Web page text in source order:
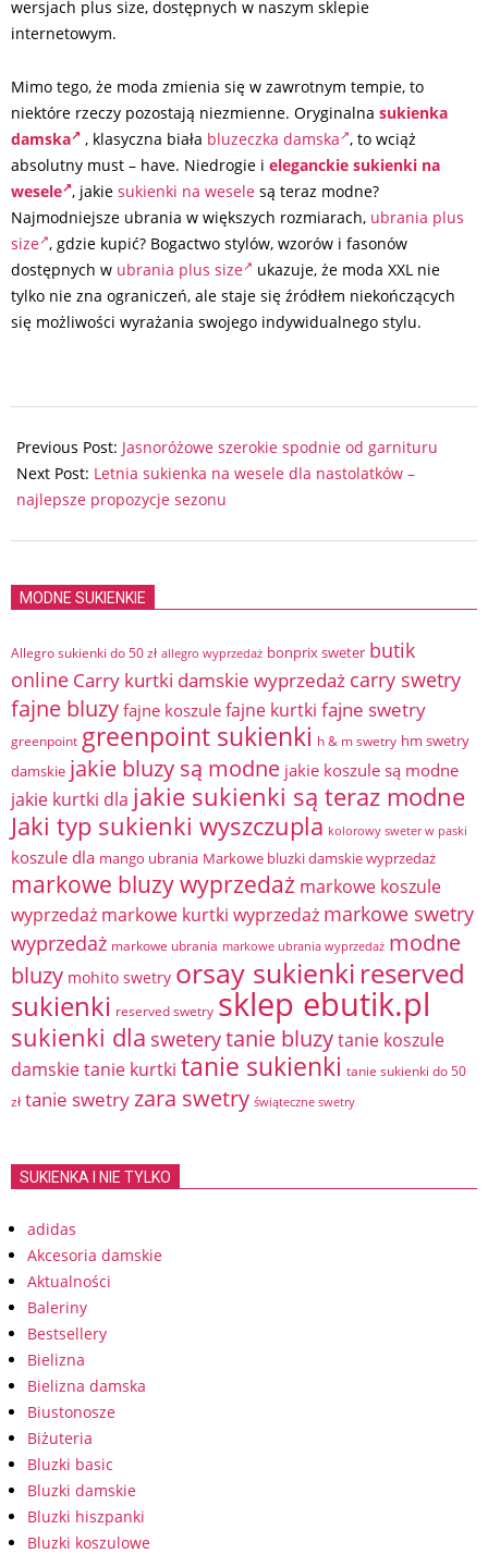
wersjach plus size, dostępnych w naszym sklepie
internetowym.
Mimo tego, że moda zmienia się w zawrotnym tempie, to
niektóre rzeczy pozostają niezmienne. Oryginalna sukienka
damska
, klasyczna biała bluzeczka damska , to wciąż
absolutny must – have. Niedrogie i eleganckie sukienki na
wesele , jakie sukienki na wesele są teraz modne?
Najmodniejsze ubrania w większych rozmiarach, ubrania plus
size , gdzie kupić? Bogactwo stylów, wzorów i fasonów
dostępnych w ubrania plus size
ukazuje, że moda XXL nie
tylko nie zna ograniczeń, ale staje się źródłem niekończących
się możliwości wyrażania swojego indywidualnego stylu.
07-
15
Previous Post: Jasnoróżowe szerokie spodnie od garnituru
Next Post: Letnia sukienka na wesele dla nastolatków –
najlepsze propozycje sezonu
MODNE SUKIENKIE
Allegro sukienki do 50 zł allegro wyprzedaż bonprix sweter butik
online Carry kurtki damskie wyprzedaż carry swetry
fajne bluzy fajne koszule fajne kurtki fajne swetry
greenpoint greenpoint sukienki h & m swetry hm swetry
damskie jakie bluzy są modne jakie koszule są modne
jakie kurtki dla jakie sukienki są teraz modne
Jaki typ sukienki wyszczupla kolorowy sweter w paski
koszule dla mango ubrania Markowe bluzki damskie wyprzedaż
markowe bluzy wyprzedaż markowe koszule
wyprzedaż markowe kurtki wyprzedaż markowe swetry
wyprzedaż markowe ubrania markowe ubrania wyprzedaż modne
bluzy mohito swetry orsay sukienki reserved
sukienki reserved swetry sklep ebutik.pl
sukienki dla sweterytanie bluzytanie koszule
damskietanie kurtki tanie sukienki tanie sukienki do 50
zł tanie swetryzara swetry świąteczne swetry
SUKIENKA I NIE TYLKO
adidas
Akcesoria damskie
Aktualności
Baleriny
Bestsellery
Bielizna
Bielizna damska
Biustonosze
Biżuteria
Bluzki basic
Bluzki damskie
Bluzki hiszpanki
Bluzki koszulowe